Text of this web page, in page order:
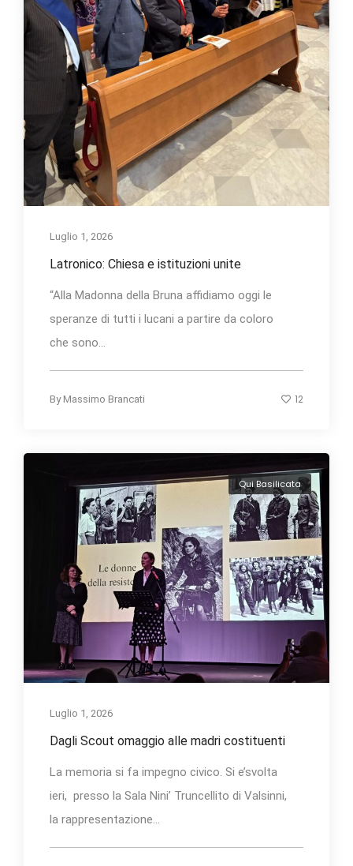
Luglio 1, 2026
Latronico: Chiesa e istituzioni unite
“Alla Madonna della Bruna affidiamo oggi le
speranze di tutti i lucani a partire da coloro
che sono...
By Massimo Brancati 12
Qui Basilicata
Luglio 1, 2026
Dagli Scout omaggio alle madri costituenti
La memoria si fa impegno civico. Si e’svolta
ieri, presso la Sala Nini’ Truncellito di Valsinni,
la rappresentazione...